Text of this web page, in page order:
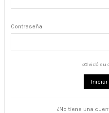
Contraseña
¿Olvidó su
¿No tiene una